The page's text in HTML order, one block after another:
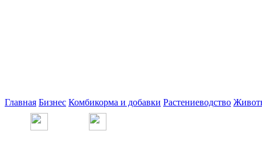
Главная Бизнес Комбикорма и добавки Растениеводство